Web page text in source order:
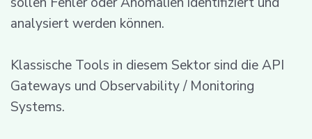
analysiert werden können.
Klassische Tools in diesem Sektor sind die API
Gateways und Observability / Monitoring
Systems.